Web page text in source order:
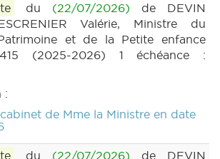
du (22/07/2026) de DEVIN
Valérie, Ministre du
et de la Petite enfance
(2025-2026) 1 échéance :
:
de Mme la Ministre en date
du (22/07/2026) de DEVIN